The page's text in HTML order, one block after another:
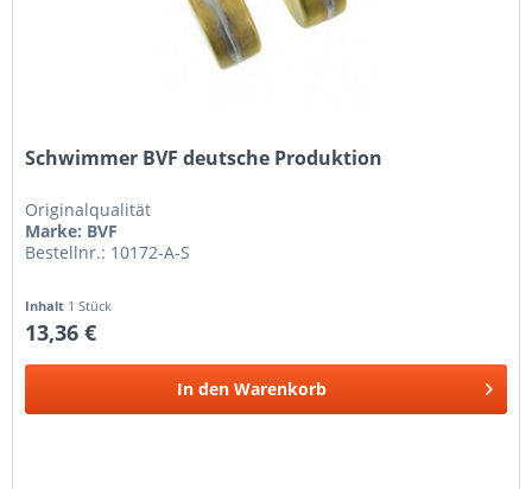
Schwimmer BVF deutsche Produktion
Originalqualität
Marke: BVF
Bestellnr.: 10172-A-S
Inhalt 1 Stück
13,36 €
In den Warenkorb